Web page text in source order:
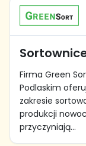
Firma Green
Podlaskim
zakresie
produkcji
przyczyniają...